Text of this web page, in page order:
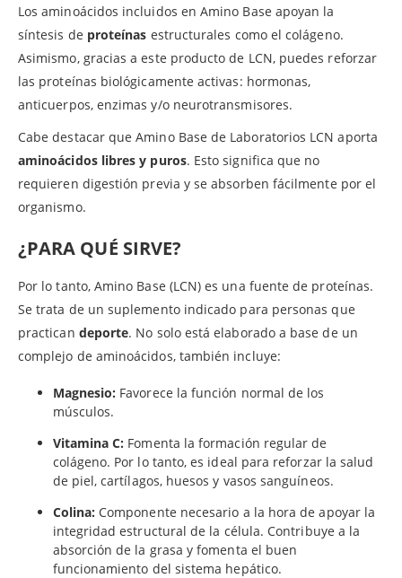
Los aminoácidos incluidos en Amino Base apoyan la
síntesis de proteínas estructurales como el colágeno.
Asimismo, gracias a este producto de LCN, puedes reforzar
las proteínas biológicamente activas: hormonas,
anticuerpos, enzimas y/o neurotransmisores.
Cabe destacar que Amino Base de Laboratorios LCN aporta
aminoácidos libres y puros. Esto significa que no
requieren digestión previa y se absorben fácilmente por el
organismo.
¿PARA QUÉ SIRVE?
Por lo tanto, Amino Base (LCN) es una fuente de proteínas.
Se trata de un suplemento indicado para personas que
practican deporte. No solo está elaborado a base de un
complejo de aminoácidos, también incluye:
Magnesio: Favorece la función normal de los
músculos.
Vitamina C: Fomenta la formación regular de
colágeno. Por lo tanto, es ideal para reforzar la salud
de piel, cartílagos, huesos y vasos sanguíneos.
Colina: Componente necesario a la hora de apoyar la
integridad estructural de la célula. Contribuye a la
absorción de la grasa y fomenta el buen
funcionamiento del sistema hepático.